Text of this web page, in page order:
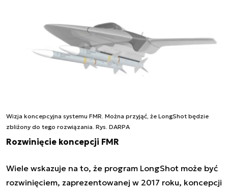
Wizja koncepcyjna systemu FMR. Można przyjąć, że LongShot będzie
zbliżony do tego rozwiązania. Rys. DARPA
Rozwinięcie koncepcji FMR
Wiele wskazuje na to, że program LongShot może być
rozwinięciem, zaprezentowanej w 2017 roku, koncepcji